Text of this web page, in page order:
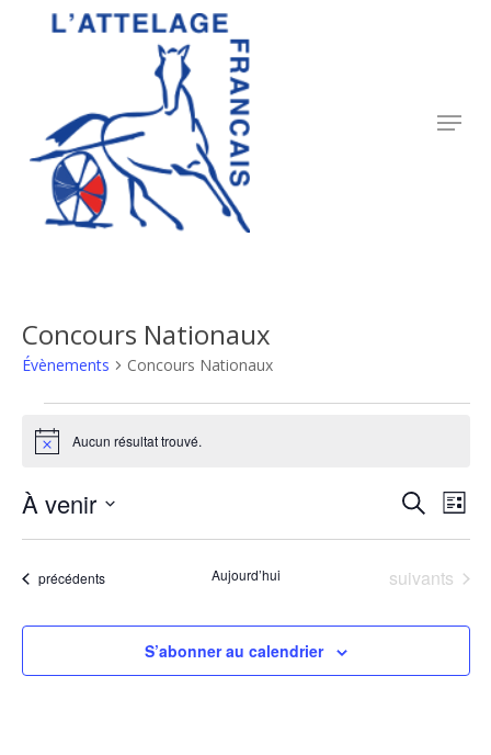
Menu
Concours Nationaux
Évènements Concours Nationaux
Évènements
Notice Aucun résultat trouvé.
Recherche
de
Liste
À venir
Sélectionnez
date.
Évènements
précédents Aujourd’hui Évènements
suivants
S’abonner au calendrier